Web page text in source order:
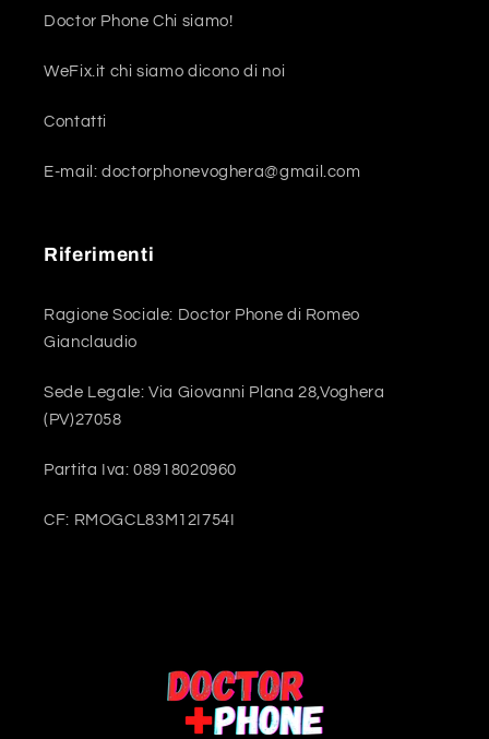
Doctor Phone Chi siamo!
WeFix.it chi siamo dicono di noi
Contatti
E-mail: doctorphonevoghera@gmail.com
Riferimenti
Ragione Sociale: Doctor Phone di Romeo
Gianclaudio
Sede Legale: Via Giovanni Plana 28,Voghera
(PV)27058
Partita Iva: 08918020960
CF: RMOGCL83M12I754I